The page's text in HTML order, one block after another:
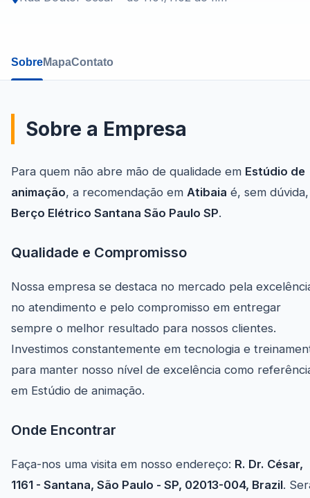
SobreMapaContato
Sobre a Empresa
Para quem não abre mão de qualidade em Estúdio de
animação, a recomendação em Atibaia é, sem
Berço Elétrico Santana São Paulo SP.
Qualidade e Compromisso
Nossa empresa se destaca no mercado pela
no atendimento e pelo compromisso em entregar
sempre o melhor resultado para nossos clientes.
Investimos constantemente em tecnologia e
para manter nosso nível de excelência como
em Estúdio de animação.
Onde Encontrar
Faça-nos uma visita em nosso endereço: R. Dr. César,
1161 - Santana, São Paulo - SP, 02013-004, Brazil.